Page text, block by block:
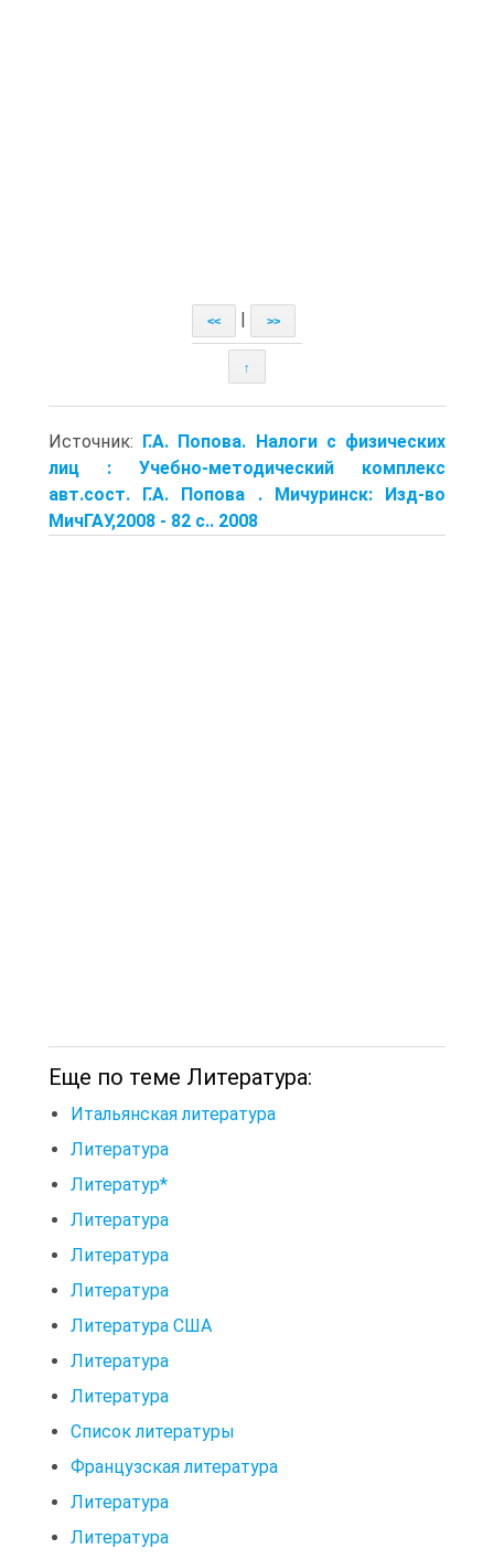
<< >>
↑
Источник: Г.А. Попова. Налоги с физических
лиц : Учебно-методический комплекс
авт.сост. Г.А. Попова . Мичуринск: Изд-во
МичГАУ,2008 - 82 с.. 2008
Еще по теме Литература:
Итальянская литература
Литература
Литератур*
Литература
Литература
Литература
Литература США
Литература
Литература
Список литературы
Французская литература
Литература
Литература